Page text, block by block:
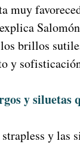
muy
brillos
y
y siluetas
y las